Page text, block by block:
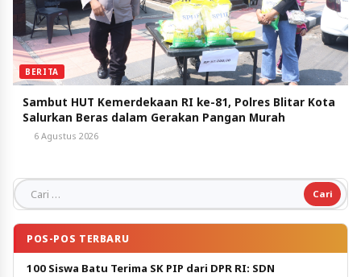
BERITA
Sambut HUT Kemerdekaan RI ke-81, Polres Blitar Kota
Salurkan Beras dalam Gerakan Pangan Murah
6 Agustus 2026
Cari untuk:
POS-POS TERBARU
100 Siswa Batu Terima SK PIP dari DPR RI: SDN